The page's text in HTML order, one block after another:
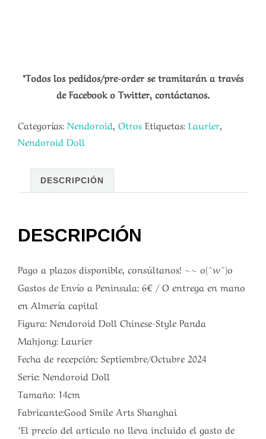
*Todos los pedidos/pre-order se tramitarán a través
de Facebook o Twitter, contáctanos.
Categorías: Nendoroid, Otros Etiquetas: Laurier,
Nendoroid Doll
DESCRIPCIÓN
DESCRIPCIÓN
Pago a plazos disponible, consúltanos! ~~ o(^w^)o
Gastos de Envío a Peninsula: 6€ / O entrega en mano
en Almería capital
Figura: Nendoroid Doll Chinese-Style Panda
Mahjong: Laurier
Fecha de recepción: Septiembre/Octubre 2024
Serie: Nendoroid Doll
Tamaño: 14cm
Fabricante:Good Smile Arts Shanghai
*El precio del articulo no lleva incluido el gasto de